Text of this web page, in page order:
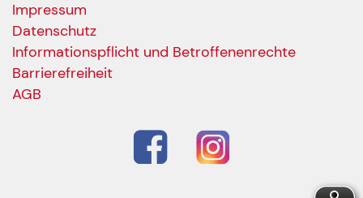
Impressum
Datenschutz
Informationspflicht und Betroffenenrechte
Barrierefreiheit
AGB